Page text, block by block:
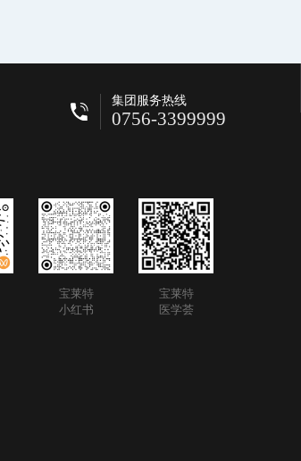
集团服务热线
0756-3399999
宝莱特
小红书
宝莱特
医学荟